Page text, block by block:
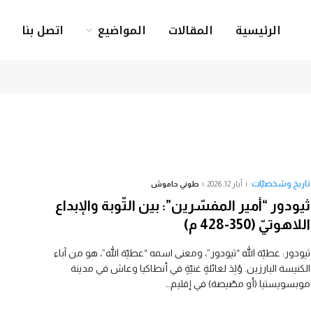
الرئيسية المقالات المواضيع اتصل بنا
تاريخ وشخصيّات أيار 12, 2026 طوني حاموش
ثيودور “أمير المفسّرين”: بين التّوبة والإبداع
اللاهوتيّ (350-428 م)
ثيودور: عطيّة الله “ثيودور”، ومعنى اسمه “عطيّة الله”، هو من آباء
الكنيسة البارزين. وُلِدَ لعائلةٍ غنيّةٍ في أنطاكيا وعاش في مدينة
موبسويستيا (أو مصّيصة) في إقليم…